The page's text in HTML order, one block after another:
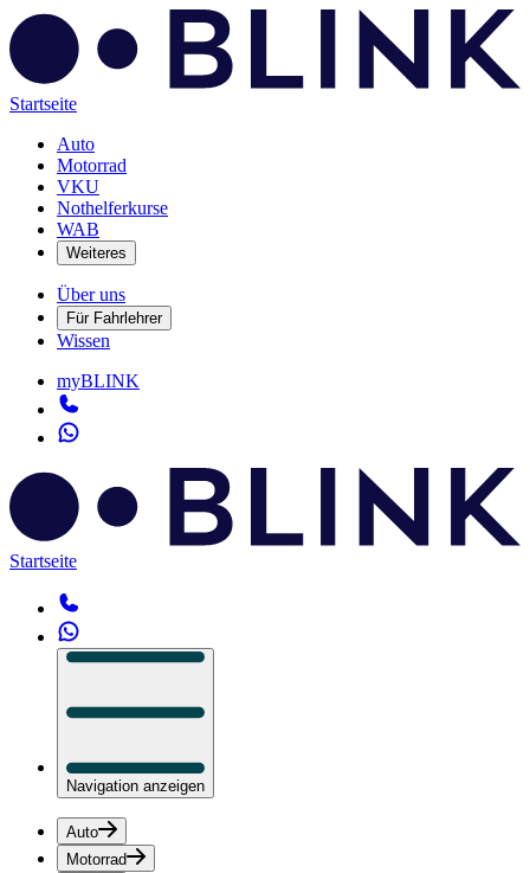
Startseite
Auto
Motorrad
VKU
Nothelferkurse
WAB
Weiteres
Über uns
Für Fahrlehrer
Wissen
myBLINK
Startseite
Navigation anzeigen
Auto
Motorrad